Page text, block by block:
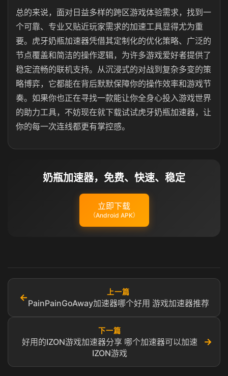
总的来说，面对日益多样的跨区游戏体验需求，找到一
个可靠、专业又贴近玩家需求的加速工具显得尤为重
要。虎牙奶瓶加速器凭借其定制化的优化策略、广泛的
节点覆盖和简洁的操作逻辑，为许多游戏爱好者提供了
稳定流畅的联机支持。从沉浸式的对战到复杂多变的策
略博弈，它都能在背后默默保障你的操作效率和游戏节
奏。如果你也正在寻找一款能让你全身心投入游戏世界
的助力工具，不妨现在就下载试试虎牙奶瓶加速器，让
你的每一次连线都更有掌控感。
奶瓶加速器，免费、快速、稳定
立即下载
（Android APK）
←
上一篇
PainPainGoAway加速器哪个好用 游戏加速器推荐
下一篇
好用的IZON游戏加速器分享 哪个加速器可以加速
IZON游戏
→